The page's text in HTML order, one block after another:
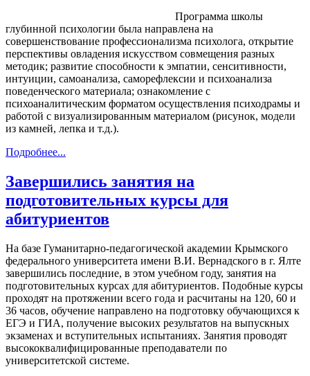
Программа школы
глубинной психологии была направлена на
совершенствование профессионализма психолога, открытие
перспективы овладения искусством совмещения разных
методик; развитие способности к эмпатии, сенситивности,
интуиции, самоанализа, саморефлексии и психоанализа
поведенческого материала; ознакомление с
психоаналитическим форматом осуществления психодрамы и
работой с визуализированным материалом (рисунок, модели
из камней, лепка и т.д.).
Подробнее...
Завершились занятия на
подготовительных курсы для
абитуриентов
На базе Гуманитарно-педагогической академии Крымского
федерального университета имени В.И. Вернадского в г. Ялте
завершились последние, в этом учебном году, занятия на
подготовительных курсах для абитуриентов. Подобные курсы
проходят на протяжении всего года и расчитаны на 120, 60 и
36 часов, обучение направлено на подготовку обучающихся к
ЕГЭ и ГИА, получение высоких результатов на выпускных
экзаменах и вступительных испытаниях. Занятия проводят
высококвалифицированные преподаватели по
университетской системе.